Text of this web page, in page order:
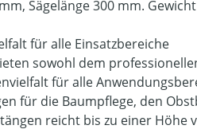
Sägelänge 300 mm.
für alle Einsatzbereiche
sowohl dem
für alle
für die Baumpflege, den
reicht bis zu einer Höhe